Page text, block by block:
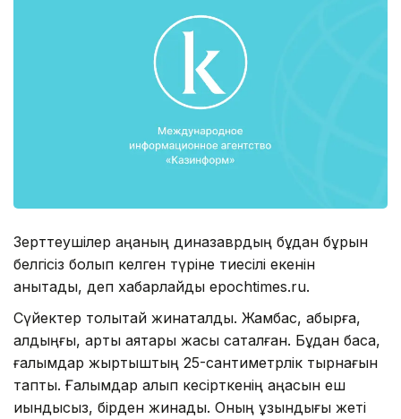
Зерттеушілер қаңқаның диназаврдың бұдан бұрын
белгісіз болып келген түріне тиесілі екенін
анықтады, деп хабарлайды epochtimes.ru.
Сүйектер толықтай жинақталды. Жамбас, қабырға,
алдыңғы, артқы аяқтары жақсы сақталған. Бұдан басқа,
ғалымдар жыртқыштың 25-сантиметрлік тырнағын
тапты. Ғалымдар алып кесірткенің қаңқасын еш
қиындықсыз, бірден жинады. Оның ұзындығы жеті